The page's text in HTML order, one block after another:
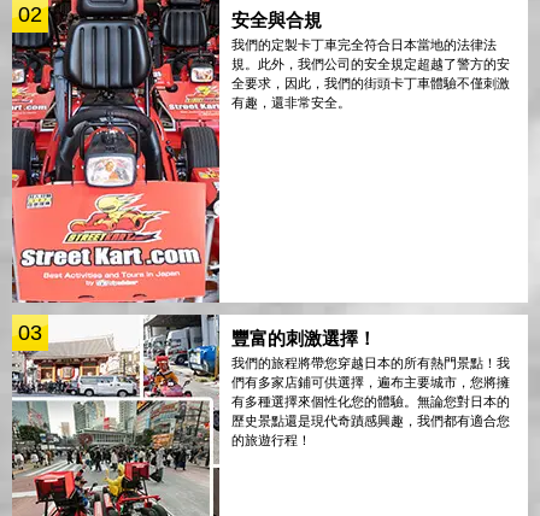
02 安全與合規
我們的定製卡丁車完全符合日本當地的法律法
規。此外，我們公司的安全規定超越了警方的安
全要求，因此，我們的街頭卡丁車體驗不僅刺激
有趣，還非常安全。
03 豐富的刺激選擇！
我們的旅程將帶您穿越日本的所有熱門景點！我
們有多家店鋪可供選擇，遍布主要城市，您將擁
有多種選擇來個性化您的體驗。無論您對日本的
歷史景點還是現代奇蹟感興趣，我們都有適合您
的旅遊行程！